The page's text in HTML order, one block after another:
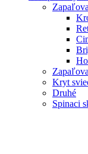
Kryt
Druhé
Spinaci